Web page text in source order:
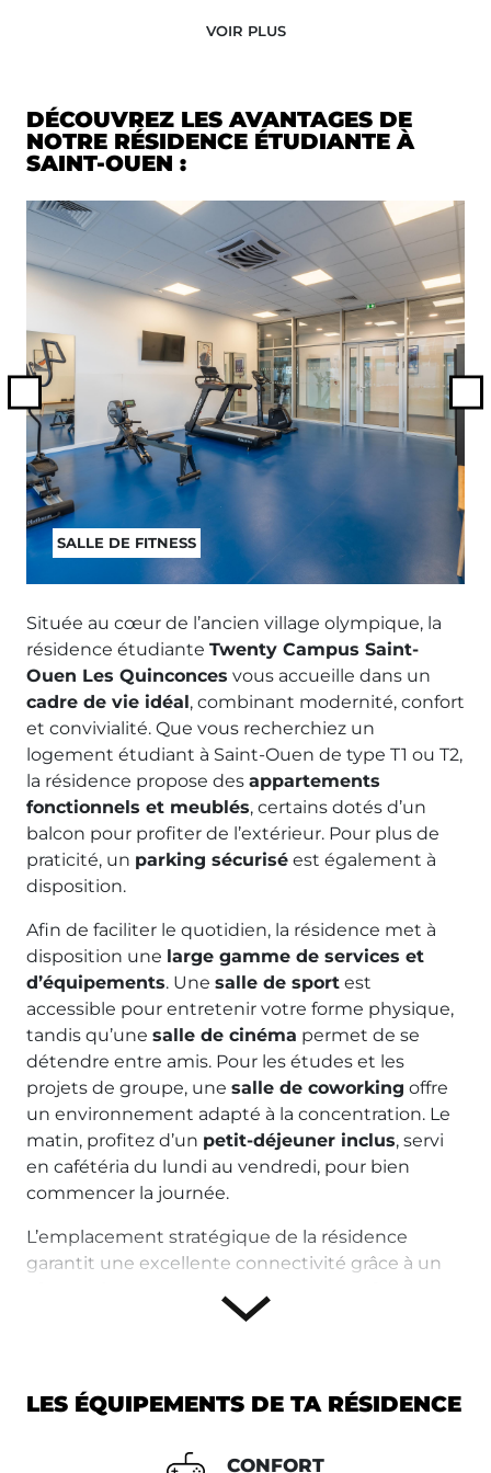
VOIR PLUS
DÉCOUVREZ LES AVANTAGES DE
NOTRE RÉSIDENCE ÉTUDIANTE À
SAINT-OUEN :
SALLE DE FITNESS
Previous
Située au cœur de l’ancien village olympique, la
résidence étudiante Twenty Campus Saint-
Ouen Les Quinconces vous accueille dans un
cadre de vie idéal, combinant modernité, confort
et convivialité. Que vous recherchiez un
logement étudiant à Saint-Ouen de type T1 ou T2,
la résidence propose des appartements
fonctionnels et meublés, certains dotés d’un
balcon pour profiter de l’extérieur. Pour plus de
praticité, un parking sécurisé est également à
disposition.
Afin de faciliter le quotidien, la résidence met à
disposition une large gamme de services et
d’équipements. Une salle de sport est
accessible pour entretenir votre forme physique,
tandis qu’une salle de cinéma permet de se
détendre entre amis. Pour les études et les
projets de groupe, une salle de coworking offre
un environnement adapté à la concentration. Le
matin, profitez d’un petit-déjeuner inclus, servi
en cafétéria du lundi au vendredi, pour bien
commencer la journée.
L’emplacement stratégique de la résidence
garantit une excellente connectivité grâce à un
Les arrêts de bus à proximité immédiate, la ligne
rejoindre Paris en quelques minutes. Que ce soit
pour les études, les loisirs ou les déplacements
professionnels, l’accès à l’ensemble de l’Île-de-
LES ÉQUIPEMENTS DE TA RÉSIDENCE
CONFORT